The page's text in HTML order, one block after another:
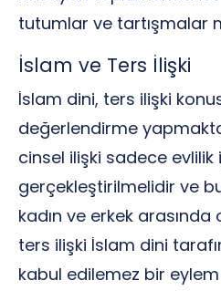
tutumlar ve tartışmalar
İslam ve Ters İlişki
İslam dini, ters ilişki
değerlendirme
cinsel ilişki sadece evlilik
gerçekleştirilmelidir ve
kadın ve erkek arasında
ters ilişki İslam dini
kabul edilemez bir